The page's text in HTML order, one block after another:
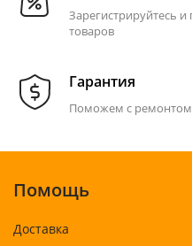
Зарегистрируйтесь
товаров
Гарантия
Поможем с ремонтом
Помощь
Доставка